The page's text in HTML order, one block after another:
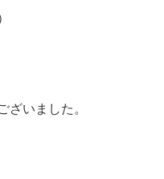
ざいました。